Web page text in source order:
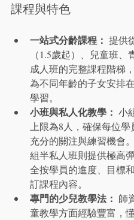
課程與特色
一站式分齡課程： 提供
（1.5歲起）、兒童班、
成人班的完整課程階梯
為不同年齡的子女安排
學習。
小班與私人化教學： 小
上限為8人，確保每位學
充分的關注與練習機會
組半私人班則提供極高
全按學員的進度、目標
訂課程內容。
專門的少兒教學法： 師
童教學方面經驗豐富，